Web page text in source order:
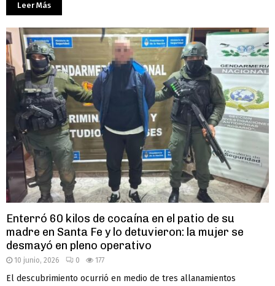
Leer Más
Enterró 60 kilos de cocaína en el patio de su
madre en Santa Fe y lo detuvieron: la mujer se
desmayó en pleno operativo
10 junio, 2026 0 177
El descubrimiento ocurrió en medio de tres allanamientos